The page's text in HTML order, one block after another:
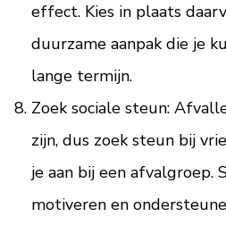
effect. Kies in plaats
duurzame aanpak die je
lange termijn.
Zoek sociale steun:
zijn, dus zoek steun bij
je aan bij een afvalgroep.
motiveren en